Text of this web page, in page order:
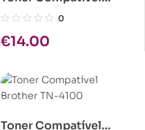
Kyocera TK-17 1x245gr
0
€14.00
Toner Compatível